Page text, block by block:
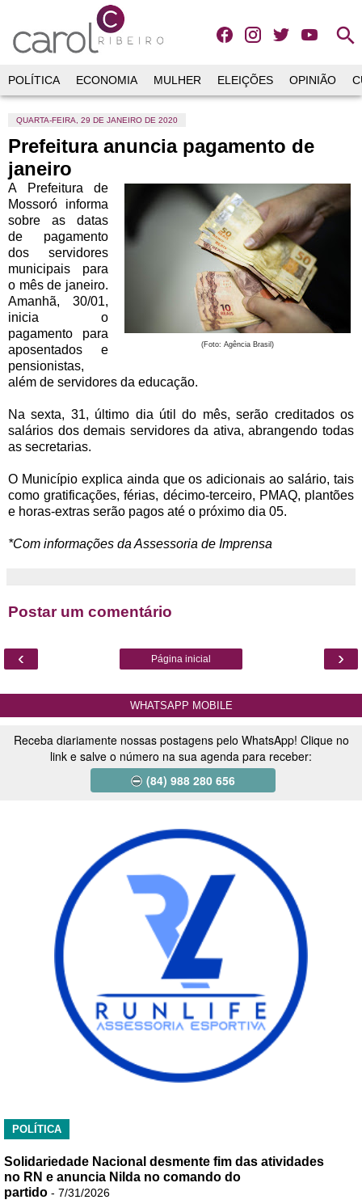
search
POLÍTICA ECONOMIA MULHER ELEIÇÕES OPINIÃO
QUARTA-FEIRA, 29 DE JANEIRO DE 2020
Prefeitura anuncia pagamento de
janeiro
(Foto: Agência Brasil)
A Prefeitura de
Mossoró informa
sobre as datas
de pagamento
dos servidores
municipais para
o mês de janeiro.
Amanhã, 30/01,
inicia o
pagamento para
aposentados e
pensionistas,
além de servidores da educação.
Na sexta, 31, último dia útil do mês, serão creditados os
salários dos demais servidores da ativa, abrangendo todas
as secretarias.
O Município explica ainda que os adicionais ao salário, tais
como gratificações, férias, décimo-terceiro, PMAQ, plantões
e horas-extras serão pagos até o próximo dia 05.
*Com informações da Assessoria de Imprensa
Postar um comentário
‹ ›
Página inicial
WHATSAPP MOBILE
Receba diariamente nossas postagens pelo WhatsApp! Clique no
link e salve o número na sua agenda para receber:
(84) 988 280 656
POLÍTICA
Solidariedade Nacional desmente fim das atividades
no RN e anuncia Nilda no comando do
partido - 7/31/2026